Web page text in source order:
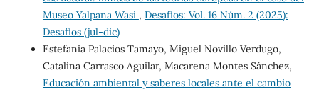
Museo Yalpana Wasi , Desafíos: Vol. 16 Núm. 2 (2025):
Desafíos (jul-dic)
Estefania Palacios Tamayo, Miguel Novillo Verdugo,
Catalina Carrasco Aguilar, Macarena Montes Sánchez,
Educación ambiental y saberes locales ante el cambio